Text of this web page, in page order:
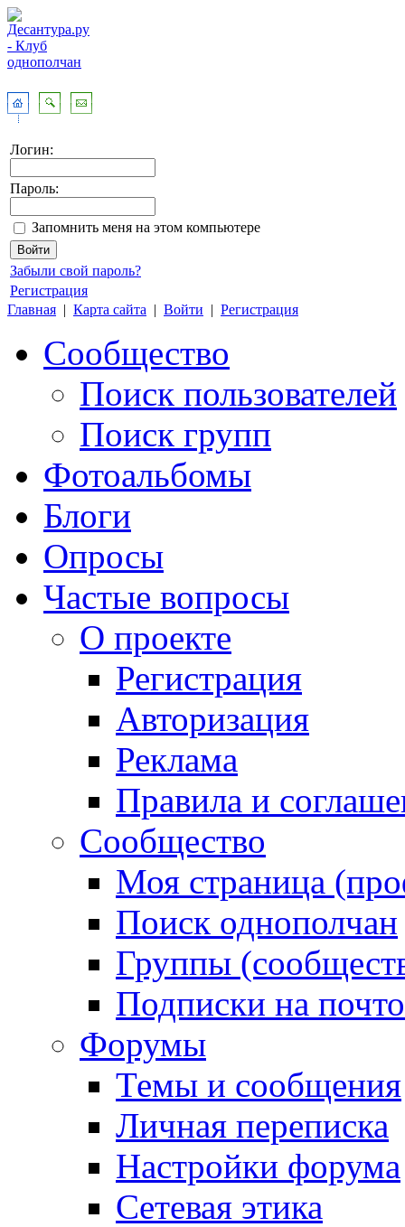
Логин:
Пароль:
Запомнить меня на этом компьютере
Забыли свой пароль?
Регистрация
Главная | Карта сайта | Войти | Регистрация
Сообщество
Поиск пользователей
Поиск групп
Фотоальбомы
Блоги
Опросы
Частые вопросы
О проекте
Регистрация
Авторизация
Реклама
Правила и
Сообщество
Моя страница
Поиск однополчан
Группы
Подписки на
Форумы
Темы и сообщения
Личная переписка
Настройки форума
Сетевая этика